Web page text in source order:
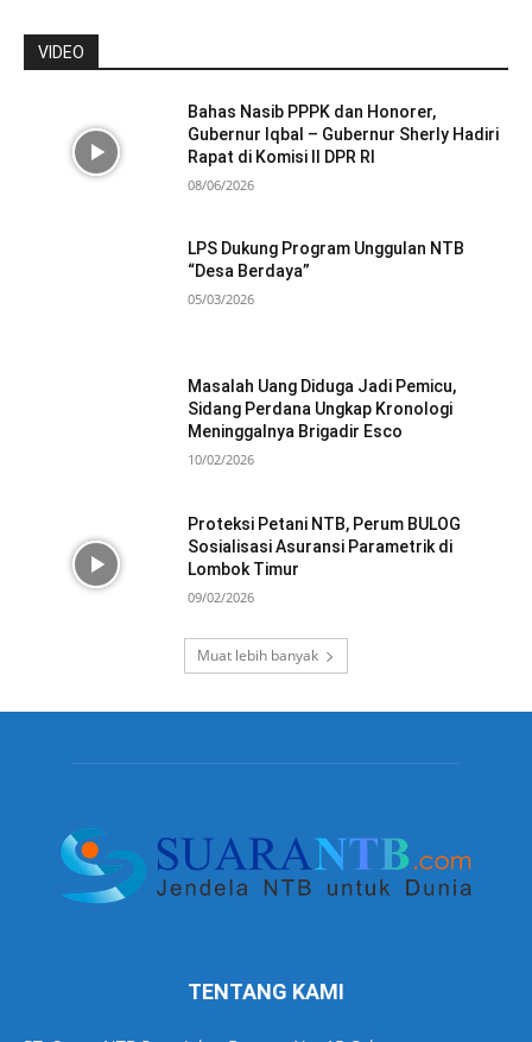
VIDEO
Bahas Nasib PPPK dan Honorer,
Gubernur Iqbal – Gubernur Sherly Hadiri
Rapat di Komisi II DPR RI
08/06/2026
LPS Dukung Program Unggulan NTB
“Desa Berdaya”
05/03/2026
Masalah Uang Diduga Jadi Pemicu,
Sidang Perdana Ungkap Kronologi
Meninggalnya Brigadir Esco
10/02/2026
Proteksi Petani NTB, Perum BULOG
Sosialisasi Asuransi Parametrik di
Lombok Timur
09/02/2026
Muat lebih banyak
TENTANG KAMI